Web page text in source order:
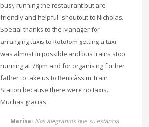
busy running the restaurant but are
friendly and helpful -shoutout to Nicholas.
Special thanks to the Manager for
arranging taxis to Rototom getting a taxi
was almost impossible and bus trains stop
running at 78pm and for organising for her
father to take us to Benicàssim Train
Station because there were no taxis.
Muchas gracias
Marisa: Nos alegramos que su estancia